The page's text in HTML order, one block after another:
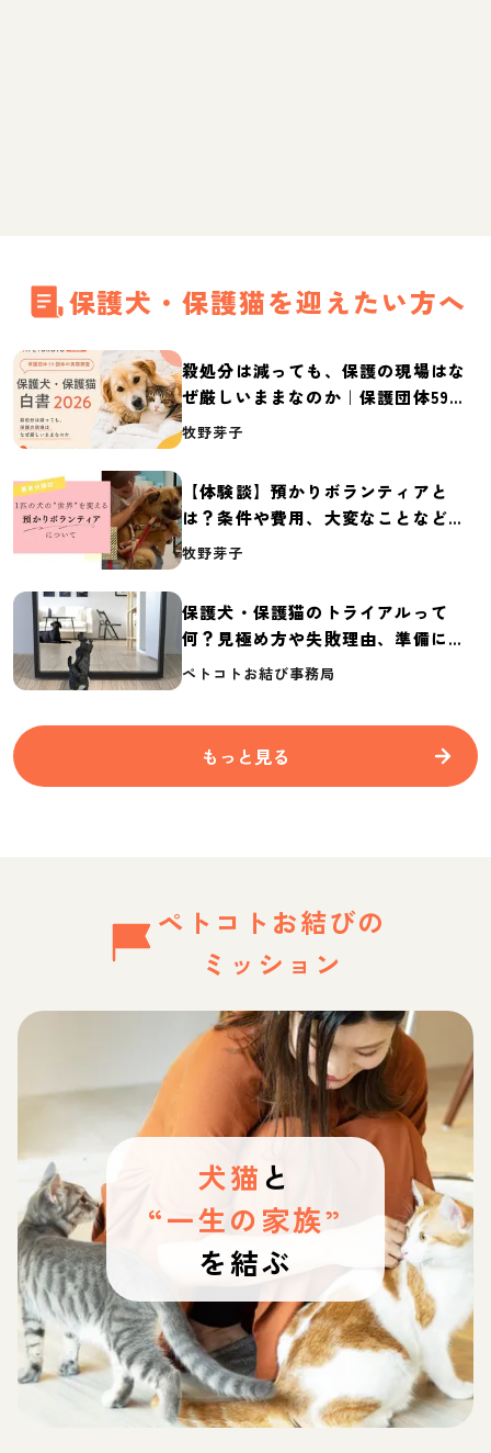
保護犬・保護猫を迎えたい方へ
殺処分は減っても、保護の現場はな
ぜ厳しいままなのか｜保護団体59団
体の実態調査【保護犬・保護猫白書
牧野芽子
【体験談】預かりボランティアと
は？条件や費用、大変なことなど紹
介
牧野芽子
保護犬・保護猫のトライアルって
何？見極め方や失敗理由、準備に必
要なものを紹介
ペトコトお結び事務局
もっと見る
ペトコトお結びの
ミッション
犬猫 と
“一生の家族”
を結ぶ